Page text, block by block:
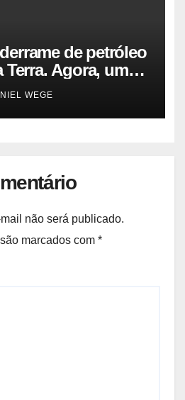
de petróleo
Terra. Agora, um
reabrir |
WEGE
não será publicado.
marcados com *